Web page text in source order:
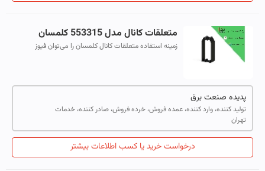
متعلقات کانال مدل 553315 کلمسان
زمینه استفاده متعلقات کانال کلمسان را می‌توان فیوز
پدیده صنعت برق
تولید کننده، وارد کننده، عمده فروش، خرده فروش، صادر کننده، خدمات
تهران
درخواست خرید یا کسب اطلاعات بیشتر